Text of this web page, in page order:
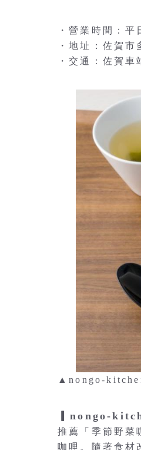
・營業時間：
・地址：佐賀
・交通：佐賀車
▲nongo-
▎nongo-
推薦「季節野菜
咖哩。隨著食材